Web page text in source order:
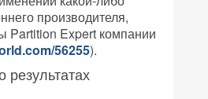
производителя,
Partition Expert компании
56255).
результатах